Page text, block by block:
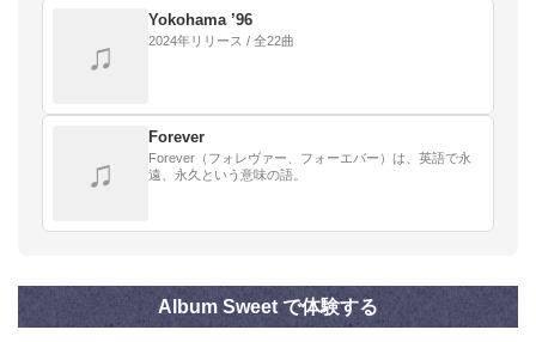
♫
Yokohama ’96
2024年リリース / 全22曲
♫
Forever
Forever（フォレヴァー、フォーエバー）は、英語で永
遠、永久という意味の語。
Album Sweet で体験する